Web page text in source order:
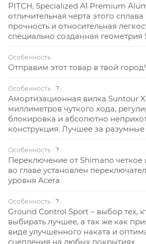
PITCH, Specialized A1 Premium
отличительная черта этого сплава
прочность и относительная
специально созданная геометрия
Особенность
Отправим этот товар в твой город!
Особенность ?
Амортизационная вилка Suntour
миллиметров чуткого хода,
блокировка и абсолютно
конструкция. Лучшее за разумные
Особенность ?
Переключение от Shimano четкое
во главе установлен
уровня Acera
Особенность ?
Ground Control Sport – выбор тех,
выбирать лучшее, а так же как
виде улучшенного наката и
сцепления на любых покрытиях